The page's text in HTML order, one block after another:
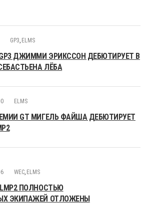
GP3, ELMS
ДЖИММИ ЭРИКССОН ДЕБЮТИРУЕТ В
ЛЁБА
ELMS
GT МИГЕЛЬ ФАЙША ДЕБЮТИРУЕТ
WEC, ELMS
ПОЛНОСТЬЮ
ЭКИПАЖЕЙ ОТЛОЖЕНЫ